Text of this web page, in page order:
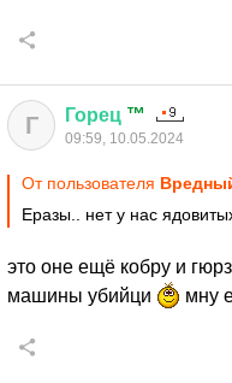
Г Горец ™
09:59, 10.05.2024
От пользователя
Еразы.. нет у нас
это оне ещё кобру и
машины убийци
мну